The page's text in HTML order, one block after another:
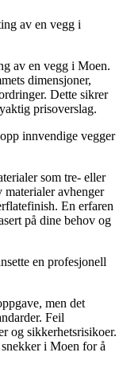
av en vegg i
av en vegg i Moen.
dimensjoner,
Dette sikrer
prisoverslag.
innvendige vegger
som tre- eller
materialer avhenger
En erfaren
på dine behov og
en profesjonell
men det
Feil
og sikkerhetsrisikoer.
i Moen for å